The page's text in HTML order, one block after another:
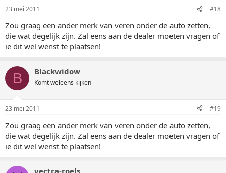
23 mei 2011 #18
Zou graag een ander merk van veren onder de auto zetten,
die wat degelijk zijn. Zal eens aan de dealer moeten vragen of
ie dit wel wenst te plaatsen!
B Blackwidow
Komt weleens kijken
23 mei 2011 #19
Zou graag een ander merk van veren onder de auto zetten,
die wat degelijk zijn. Zal eens aan de dealer moeten vragen of
ie dit wel wenst te plaatsen!
vectra-roels